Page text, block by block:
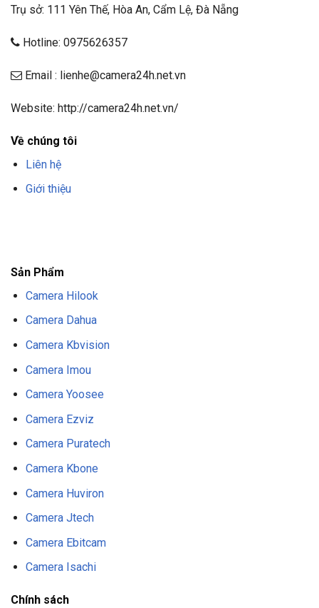
Trụ sở: 111 Yên Thế, Hòa An, Cẩm Lệ, Đà Nẵng
Hotline: 0975626357
Email : lienhe@camera24h.net.vn
Website: http://camera24h.net.vn/
Về chúng tôi
Liên hệ
Giới thiệu
Sản Phẩm
Camera Hilook
Camera Dahua
Camera Kbvision
Camera Imou
Camera Yoosee
Camera Ezviz
Camera Puratech
Camera Kbone
Camera Huviron
Camera Jtech
Camera Ebitcam
Camera Isachi
Chính sách